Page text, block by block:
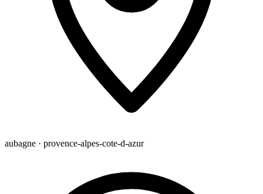
aubagne · provence-alpes-cote-d-azur